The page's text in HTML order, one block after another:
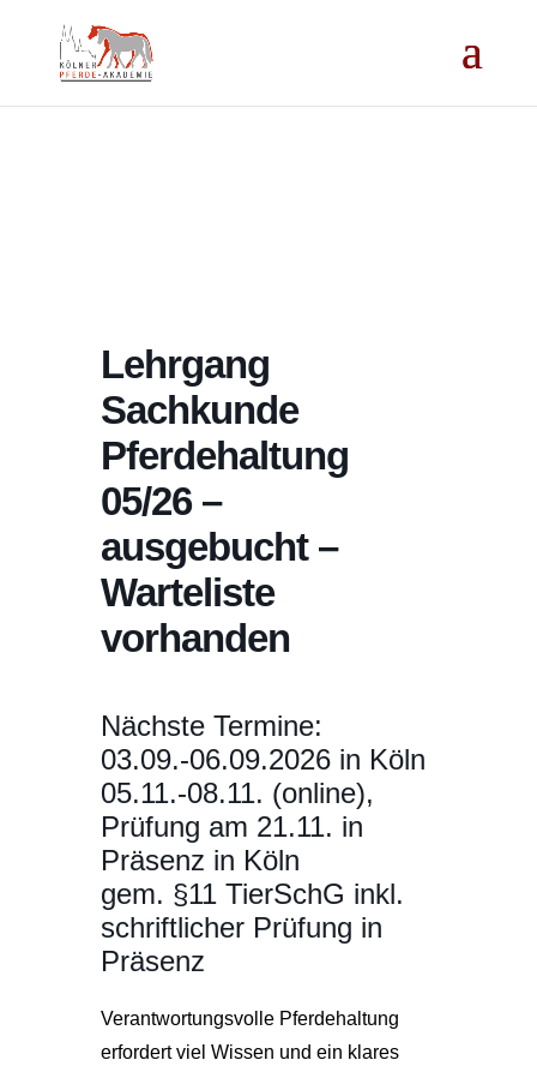
Lehrgang
Sachkunde
Pferdehaltung
05/26 –
ausgebucht –
Warteliste
vorhanden
Nächste Termine:
03.09.-06.09.2026 in Köln
05.11.-08.11. (online),
Prüfung am 21.11. in
Präsenz in Köln
gem. §11 TierSchG inkl.
schriftlicher Prüfung in
Präsenz
Verantwortungsvolle Pferdehaltung
erfordert viel Wissen und ein klares